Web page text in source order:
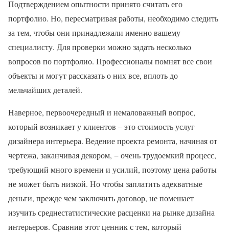
Подтверждением опытности принято считать его
портфолио. Но, пересматривая работы, необходимо следить
за тем, чтобы они принадлежали именно вашему
специалисту. Для проверки можно задать несколько
вопросов по портфолио. Профессионалы помнят все свои
объекты и могут рассказать о них все, вплоть до
мельчайших деталей.
Наверное, первоочередный и немаловажный вопрос,
который возникает у клиентов – это стоимость услуг
дизайнера интерьера. Ведение проекта ремонта, начиная от
чертежа, заканчивая декором, − очень трудоемкий процесс,
требующий много времени и усилий, поэтому цена работы
не может быть низкой. Но чтобы заплатить адекватные
деньги, прежде чем заключить договор, не помешает
изучить среднестатистические расценки на рынке дизайна
интерьеров. Сравнив этот ценник с тем, который